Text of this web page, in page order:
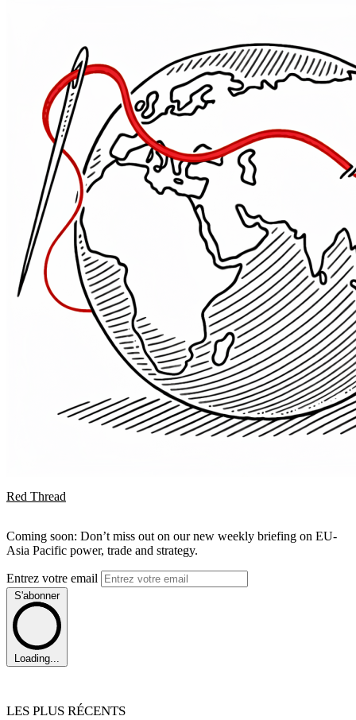
Red Thread
Coming soon: Don’t miss out on our new weekly briefing on EU-
Asia Pacific power, trade and strategy.
Entrez votre email
S'abonner
Loading...
LES PLUS RÉCENTS